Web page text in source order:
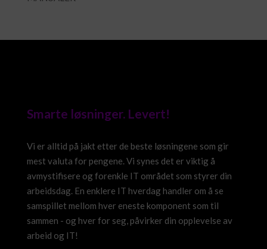
Smarte løsninger. Levert!
Vi er alltid på jakt etter de beste løsningene som gir
mest valuta for pengene. Vi synes det er viktig å
avmystifisere og forenkle IT området som styrer din
arbeidsdag. En enklere IT hverdag handler om å se
samspillet mellom hver eneste komponent som til
sammen - og hver for seg, påvirker din opplevelse av
arbeid og IT!